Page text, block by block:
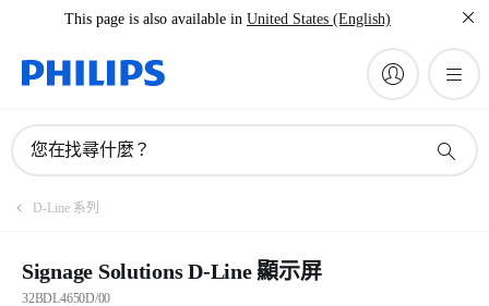
This page is also available in United States (English)
您在找尋什麼？
D-Line 系列
Signage Solutions D-Line 顯示屏
32BDL4650D/00